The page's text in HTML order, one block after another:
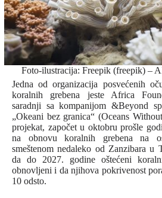
Foto-ilustracija: Freepik (freepik) –
Jedna od organizacija posvećenih
koralnih grebena jeste Africa
saradnji sa kompanijom &Beyond
„Okeani bez granica“ (Oceans
projekat, započet u oktobru prošle
na obnovu koralnih grebena na
smeštenom nedaleko od Zanzibara u
da do 2027. godine oštećeni
obnovljeni i da njihova pokrivenost
10 odsto.